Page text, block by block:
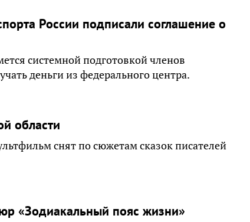
России подписали соглашение о
системной подготовкой членов
деньги из федерального центра.
области
снят по сюжетам сказок писателей
«Зодиакальный пояс жизни»